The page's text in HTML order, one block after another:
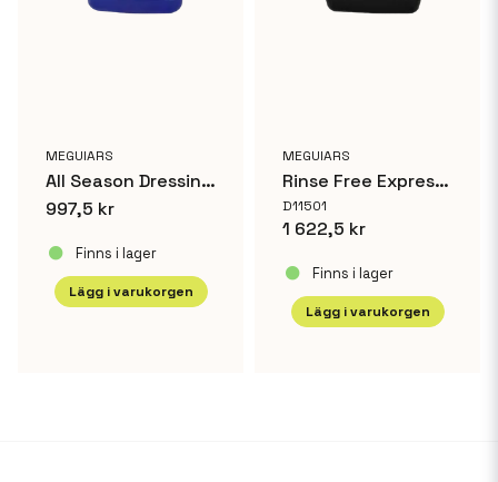
MEGUIARS
All Season Dressing 18,9 L
997,5 kr
Finns i lager
Lägg i varukorgen
MEGUIARS
Rinse Free Express Wash & Wax
D11501
1 622,5 kr
Finns i lager
Lägg i varukorgen